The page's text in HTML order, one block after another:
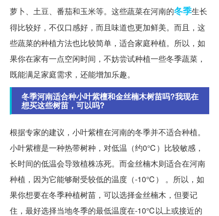
萝卜、土豆、番茄和玉米等。这些蔬菜在河南的冬季生长
得比较好，不仅口感好，而且味道也更加鲜美。而且，这
些蔬菜的种植方法也比较简单，适合家庭种植。所以，如
果你在家有一点空闲时间，不妨尝试种植一些冬季蔬菜，
既能满足家庭需求，还能增加乐趣。
冬季河南适合种小叶紫檀和金丝楠木树苗吗?我现在
想买这些树苗，可以吗?
根据专家的建议，小叶紫檀在河南的冬季并不适合种植。
小叶紫檀是一种热带树种，对低温（约0℃）比较敏感，
长时间的低温会导致植株冻死。而金丝楠木则适合在河南
种植，因为它能够耐受较低的温度（-10℃） 。所以，如
果你想要在冬季种植树苗，可以选择金丝楠木，但要记
住，最好选择当地冬季的最低温度在-10℃以上或接近的